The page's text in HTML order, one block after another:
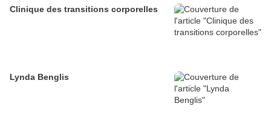
Clinique des transitions corporelles
Lynda Benglis